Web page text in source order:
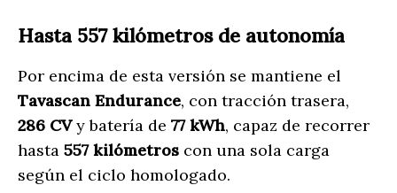
Hasta 557 kilómetros de autonomía
Por encima de esta versión se mantiene el
Tavascan Endurance, con tracción trasera,
286 CVy batería de 77 kWh, capaz de recorrer
hasta 557 kilómetros con una sola carga
según el ciclo homologado.